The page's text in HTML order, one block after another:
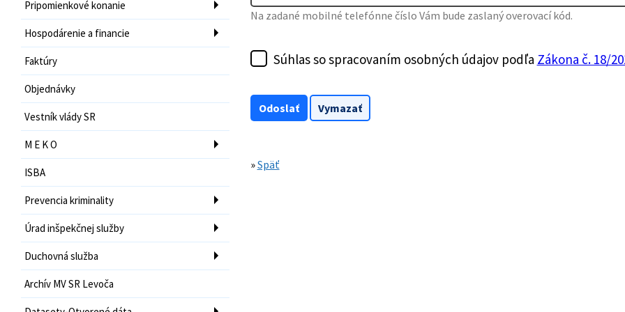
Pripomienkové konanie
Hospodárenie a financie
Faktúry
Objednávky
Vestník vlády SR
M E K O
ISBA
Prevencia kriminality
Úrad inšpekčnej služby
Duchovná služba
Archív MV SR Levoča
Na zadané mobilné telefónne číslo Vám bude zaslaný overovací kód.
Súhlas so spracovaním osobných údajov podľa Zákona č. 18/
»Späť